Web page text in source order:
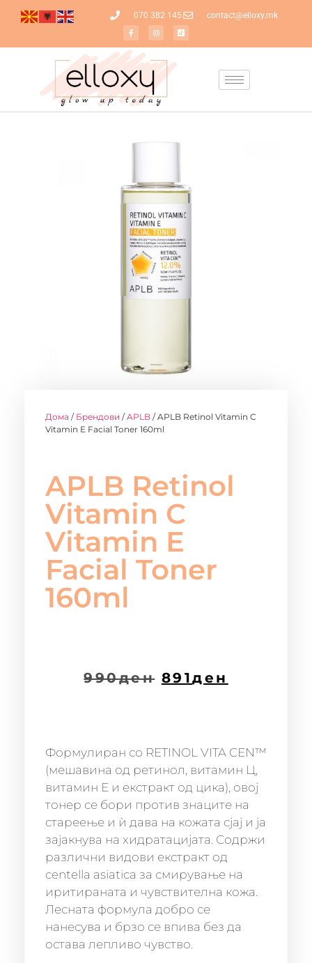
070 382 145 contact@elloxy.mk
Дома / Брендови /APLB / APLB Retinol Vitamin C
Vitamin E Facial Toner 160ml
APLB Retinol
Vitamin C
Vitamin E
Facial Toner
160ml
990ден 891ден
Формулиран со RETINOL VITA CEN™
(мешавина од ретинол, витамин Ц,
витамин Е и екстракт од цика), овој
тонер се бори против знаците на
стареење и ѝ дава на кожата сјај и ја
зајакнува на хидратацијата. Содржи
различни видови екстракт од
centella asiatica за смирување на
иритираната и чувствителна кожа.
Лесната формула добро се
нанесува и брзо се впива без да
остава лепливо чувство.